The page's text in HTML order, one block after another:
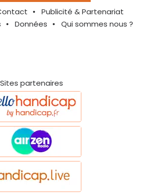
Publicité & Partenariat
Données Qui sommes nous ?
Sites partenaires